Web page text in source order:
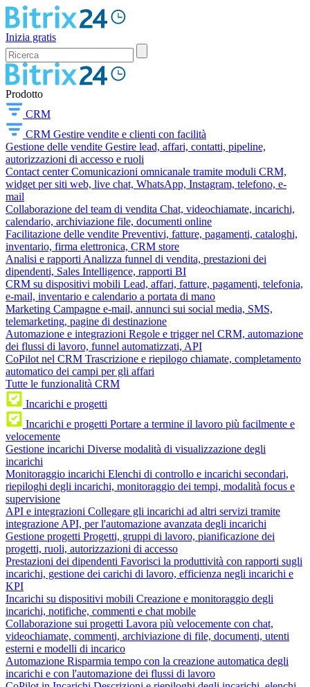
Inizia gratis
Prodotto
CRM
CRM Gestire vendite e clienti con facilità
Gestione delle vendite Gestire lead, affari, contatti, pipeline,
autorizzazioni di accesso e ruoli
Contact center Comunicazioni omnicanale tramite moduli CRM,
widget per siti web, live chat, WhatsApp, Instagram, telefono, e-
mail
Collaborazione del team di vendita Chat, videochiamate, incarichi,
calendario, archiviazione file, documenti online
Facilitazione delle vendite Preventivi, fatture, pagamenti, cataloghi,
inventario, firma elettronica, CRM store
Analisi e rapporti Analizza funnel di vendita, prestazioni dei
dipendenti, Sales Intelligence, rapporti BI
CRM su dispositivi mobili Lead, affari, fatture, pagamenti, telefonia,
e-mail, inventario e calendario a portata di mano
Marketing Campagne e-mail, annunci sui social media, SMS,
telemarketing, pagine di destinazione
Automazione e integrazioni Regole e trigger nel CRM, automazione
dei flussi di lavoro, funnel automatizzati, API
CoPilot nel CRM Trascrizione e riepilogo chiamate, completamento
automatico dei campi per gli affari
Tutte le funzionalità CRM
Incarichi e progetti
Incarichi e progetti Portare a termine il lavoro più facilmente e
velocemente
Gestione incarichi Diverse modalità di visualizzazione degli
incarichi
Monitoraggio incarichi Elenchi di controllo e incarichi secondari,
riepiloghi degli incarichi, monitoraggio dei tempi, modalità focus e
supervisione
API e integrazioni Collegare gli incarichi ad altri servizi tramite
integrazione API, per l'automazione avanzata degli incarichi
Gestione progetti Progetti, gruppi di lavoro, pianificazione dei
progetti, ruoli, autorizzazioni di accesso
Prestazioni dei dipendenti Favorisci la produttività con rapporti sugli
incarichi, gestione dei carichi di lavoro, efficienza negli incarichi e
KPI
Incarichi su dispositivi mobili Creazione e monitoraggio degli
incarichi, notifiche, commenti e chat mobile
Collaborazione sui progetti Lavora più velocemente con chat,
videochiamate, commenti, archiviazione di file, documenti, utenti
esterni e modelli di incarico
Automazione Risparmia tempo con la creazione automatica degli
incarichi e con l'automazione dei flussi di lavoro